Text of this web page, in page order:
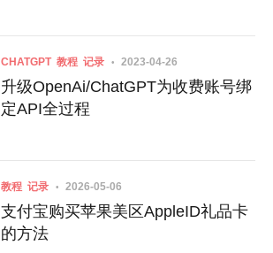
CHATGPT 教程 记录 2023-04-26
升级OpenAi/ChatGPT为收费账号绑
定API全过程
教程 记录 2026-05-06
支付宝购买苹果美区AppleID礼品卡
的方法